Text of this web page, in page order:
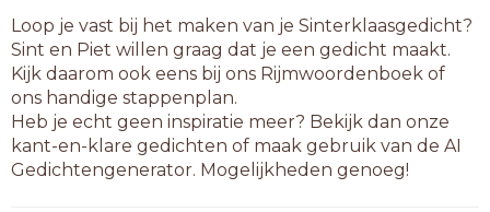
Loop je vast bij het maken van je Sinterklaasgedicht?
Sint en Piet willen graag dat je een gedicht maakt.
Kijk daarom ook eens bij ons Rijmwoordenboek of
ons handige stappenplan.
Heb je echt geen inspiratie meer? Bekijk dan onze
kant-en-klare gedichten of maak gebruik van de AI
Gedichtengenerator. Mogelijkheden genoeg!